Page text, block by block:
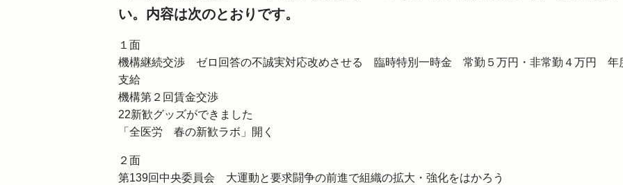
い。内容は次のとおりです。
１面
機構継続交渉 ゼロ回答の不誠実対応改めさせる 臨時特別一時金 常勤５万円・非常勤４万円 年
支給
機構第２回賃金交渉
22新歓グッズができました
「全医労 春の新歓ラボ」開く
２面
第139回中央委員会 大運動と要求闘争の前進で組織の拡大・強化をはかろう